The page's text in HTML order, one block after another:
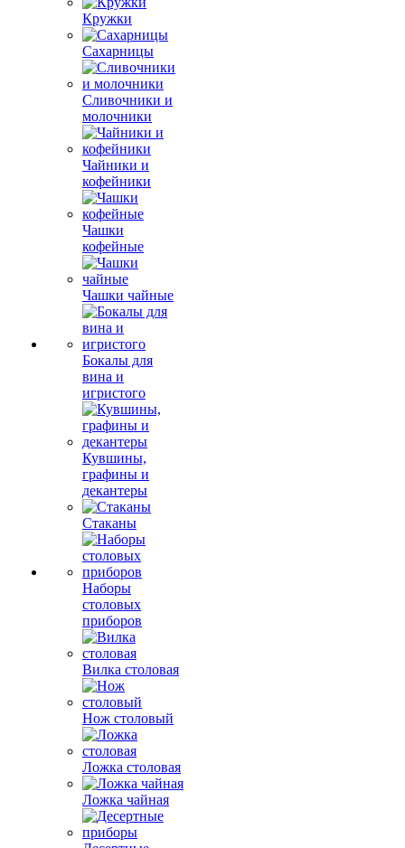
Кружки
Сахарницы
Сливочники и
молочники
Чайники и
кофейники
Чашки
кофейные
Чашки чайные
Бокалы для
вина и
игристого
Кувшины,
графины и
декантеры
Стаканы
Наборы
столовых
приборов
Вилка столовая
Нож столовый
Ложка столовая
Ложка чайная